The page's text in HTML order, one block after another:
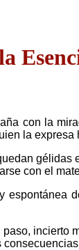
con la
la expresa
con el